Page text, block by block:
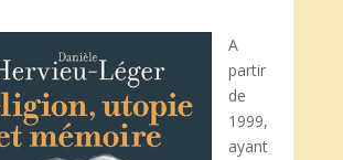
A
partir
de
1999,
ayant